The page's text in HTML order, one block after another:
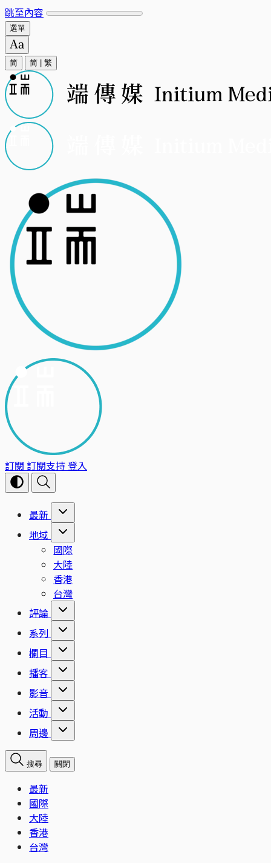
跳至內容
選單
简 简 繁
訂閱 訂閱支持登入
最新
地域
國際
大陸
香港
台灣
評論
系列
欄目
播客
影音
活動
周邊
搜尋 關閉
最新
國際
大陸
香港
台灣